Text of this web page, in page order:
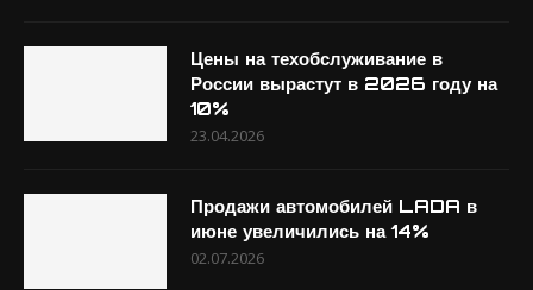
Цены на техобслуживание в
России вырастут в 2026 году на
10%
23.04.2026
Продажи автомобилей LADA в
июне увеличились на 14%
02.07.2026